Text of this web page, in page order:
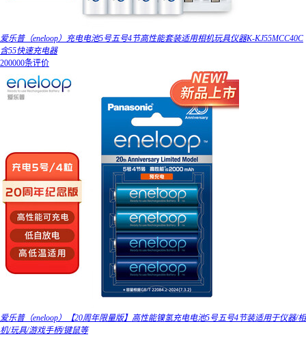
爱乐普（eneloop）充电电池5号五号4节高性能套装适用相机玩具仪器K-KJ55MCC40C
含55快速充电器
200000条评价
爱乐普（eneloop）【20周年限量版】高性能镍氢充电电池5号五号4节装适用于仪器/相
机/玩具/游戏手柄/键鼠等